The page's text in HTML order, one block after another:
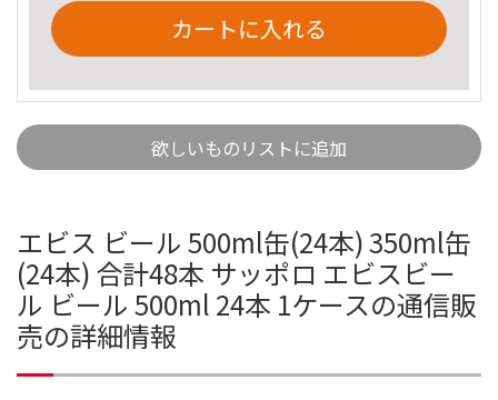
カートに入れる
欲しいものリストに追加
エビス ビール 500ml缶(24本) 350ml缶
(24本) 合計48本 サッポロ エビスビー
ル ビール 500ml 24本 1ケースの通信販
売の詳細情報